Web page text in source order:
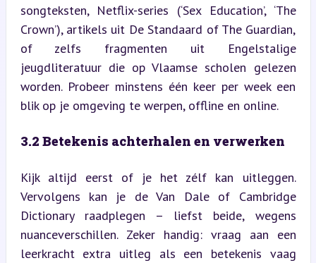
songteksten, Netflix-series (‘Sex Education’, ‘The
Crown’), artikels uit De Standaard of The Guardian,
of zelfs fragmenten uit Engelstalige
jeugdliteratuur die op Vlaamse scholen gelezen
worden. Probeer minstens één keer per week een
blik op je omgeving te werpen, offline en online.
3.2 Betekenis achterhalen en verwerken
Kijk altijd eerst of je het zélf kan uitleggen.
Vervolgens kan je de Van Dale of Cambridge
Dictionary raadplegen – liefst beide, wegens
nuanceverschillen. Zeker handig: vraag aan een
leerkracht extra uitleg als een betekenis vaag